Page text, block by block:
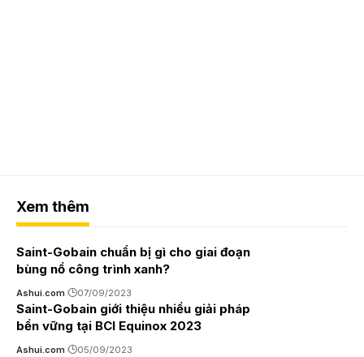
Xem thêm
Saint-Gobain chuẩn bị gì cho giai đoạn
bùng nổ công trình xanh?
Ashui.com 07/09/2023
Saint-Gobain giới thiệu nhiều giải pháp
bền vững tại BCI Equinox 2023
Ashui.com 05/09/2023